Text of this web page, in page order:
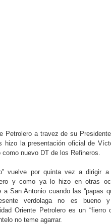
Petrolero a travez de su
hizo la presentación oficial de
como nuevo DT de los Refineros.
vuelve por quinta vez a dirigir a
y como ya lo hizo en otras
a San Antonio cuando las “papas
verdolaga no es bueno
Oriente Petrolero es un “fierro
no teme agarrar.